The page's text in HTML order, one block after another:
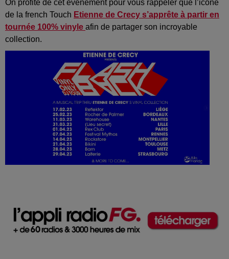
On profite de cet événement pour vous rappeler que l’icône
de la french Touch Etienne de Crecy s’apprête à partir en
tournée 100% vinyle afin de partager son incroyable
collection.